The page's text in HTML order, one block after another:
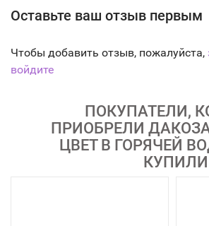
Оставьте ваш отзыв первым
Чтобы добавить отзыв, пожалуйста,
войдите
ПОКУПАТЕЛИ,
ПРИОБРЕЛИ
ЦВЕТ В ГОРЯЧЕЙ
КУПИЛИ